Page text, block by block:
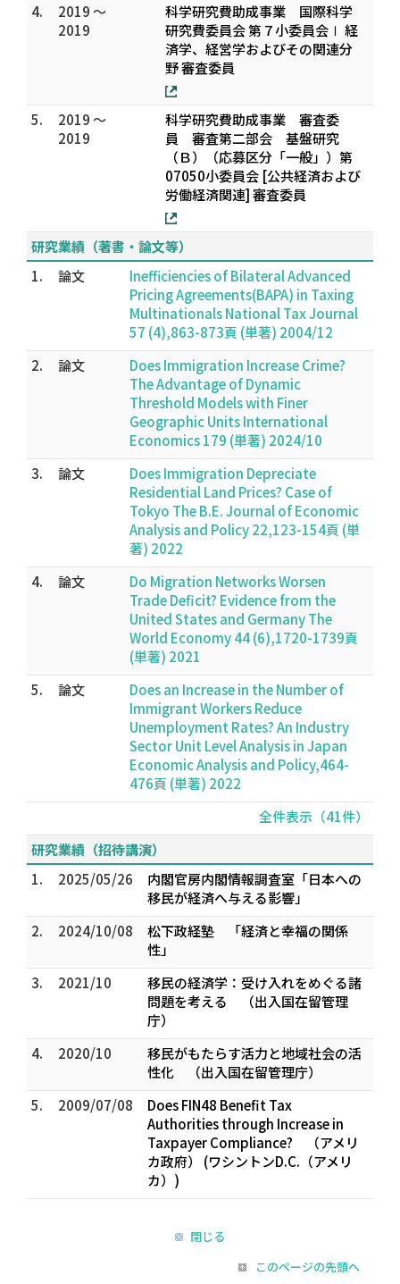
4.
2019 ～
2019
科学研究費助成事業 国際科学
研究費委員会 第７小委員会Ⅰ 経
済学、経営学およびその関連分
野 審査委員
5.
2019 ～
2019
科学研究費助成事業 審査委
員 審査第二部会 基盤研究
（Ｂ）（応募区分「一般」）第
07050小委員会 [公共経済および
労働経済関連] 審査委員
研究業績（著書・論文等）
1.
論文
Inefficiencies of Bilateral Advanced
Pricing Agreements(BAPA) in Taxing
Multinationals National Tax Journal
57 (4),863-873頁 (単著) 2004/12
2.
論文
Does Immigration Increase Crime?
The Advantage of Dynamic
Threshold Models with Finer
Geographic Units International
Economics 179 (単著) 2024/10
3.
論文
Does Immigration Depreciate
Residential Land Prices? Case of
Tokyo The B.E. Journal of Economic
Analysis and Policy 22,123-154頁 (単
著) 2022
4.
論文
Do Migration Networks Worsen
Trade Deficit? Evidence from the
United States and Germany The
World Economy 44 (6),1720-1739頁
(単著) 2021
5.
論文
Does an Increase in the Number of
Immigrant Workers Reduce
Unemployment Rates? An Industry
Sector Unit Level Analysis in Japan
Economic Analysis and Policy,464-
476頁 (単著) 2022
全件表示（41件）
研究業績（招待講演）
1.
2025/05/26
内閣官房内閣情報調査室「日本への
移民が経済へ与える影響」
2.
2024/10/08
松下政経塾 「経済と幸福の関係
性」
3.
2021/10
移民の経済学：受け入れをめぐる諸
問題を考える （出入国在留管理
庁）
4.
2020/10
移民がもたらす活力と地域社会の活
性化 （出入国在留管理庁）
5.
2009/07/08
Does FIN48 Benefit Tax
Authorities through Increase in
Taxpayer Compliance? （アメリ
カ政府） (ワシントンD.C.（アメリ
カ）)
閉じる
このページの先頭へ